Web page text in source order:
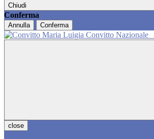
Chiudi
Conferma
Annulla Conferma
Convitto Nazionale
close